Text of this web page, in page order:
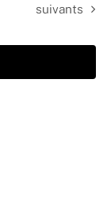
Évènements
suivants